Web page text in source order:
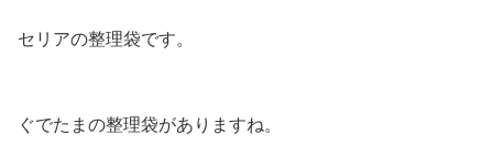
セリアの整理袋です。
ぐでたまの整理袋がありますね。